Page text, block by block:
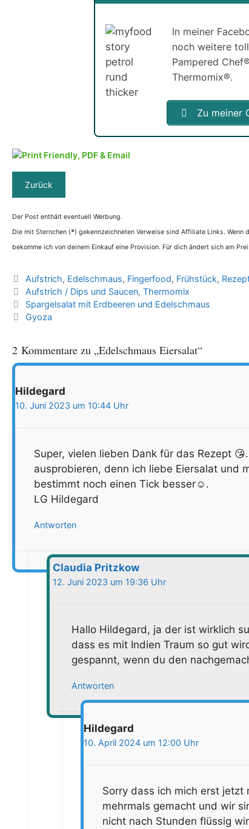
In meiner
noch weitere
Pampered
Thermomix®.
Zu meiner
Der Post enthält eventuell Werbung.
Die mit Sternchen (*) gekennzeichneten Verweise sind Affiliate Links. Wenn
bekomme ich von deinem Einkauf eine Provision. Für dich ändert sich am
Kategorien
Aufstrich, Edelschmaus, Fingerfood, Frühstück,
Schlagwörter
Aufstrich / Dips und Saucen, Thermomix
Spargelsalat mit Erdbeeren und Edelschmaus
Gyoza
2 Kommentare zu „Edelschmaus Eiersalat“
Hildegard
10. Juni 2023 um 10:44 Uhr
Super, vielen lieben Dank für das Rezept
ausprobieren, denn ich liebe Eiersalat und
bestimmt noch einen Tick besser☺️.
LG Hildegard
Antworten
Claudia Pritzkow
12. Juni 2023 um 19:36 Uhr
Hallo Hildegard, ja der ist wirklich
dass es mit Indien Traum so gut
gespannt, wenn du den
Antworten
Hildegard
10. April 2024 um 12:00 Uhr
Sorry dass ich mich erst jetzt
mehrmals gemacht und wir
nicht nach Stunden flüssig